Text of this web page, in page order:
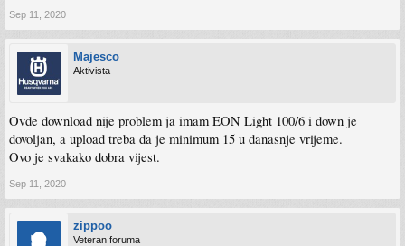
Sep 11, 2020
Majesco
Aktivista
Ovde download nije problem ja imam EON Light 100/6 i down je
dovoljan, a upload treba da je minimum 15 u danasnje vrijeme.
Ovo je svakako dobra vijest.
Sep 11, 2020
zippoo
Veteran foruma